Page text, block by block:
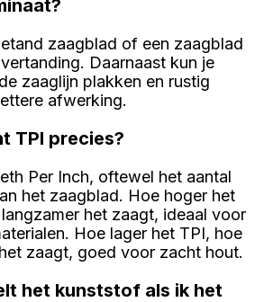
zaagblad of een zaagblad
Daarnaast kun je
zaaglijn plakken en rustig
afwerking.
TPI precies?
Per Inch, oftewel het aantal
het zaagblad. Hoe hoger het
het zaagt, ideaal voor
Hoe lager het TPI, hoe
zaagt, goed voor zacht hout.
het kunststof als ik het